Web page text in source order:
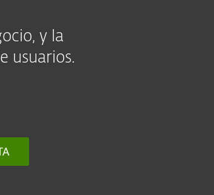
y la
usuarios.